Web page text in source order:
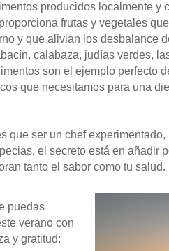
producidos localmente y
frutas y vegetales
y que alivian los desbalance
calabaza, judías verdes,
son el ejemplo perfecto
que necesitamos para una
que ser un chef
el secreto está en añadir
tanto el sabor como tu salud.
puedas
verano con
y gratitud: